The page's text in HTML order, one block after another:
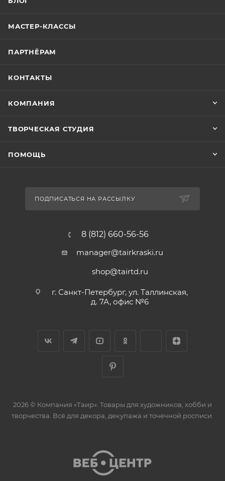
МАСТЕР-КЛАССЫ
ПАРТНЁРАМ
КОНТАКТЫ
КОМПАНИЯ
ТВОРЧЕСКАЯ СТУДИЯ
ПОМОЩЬ
ПОДПИСАТЬСЯ НА РАССЫЛКУ
8 (812) 660-56-56
manager@tairkraski.ru
shop@tairtd.ru
г. Санкт-Петербург, ул. Таллинская,
д. 7А, офис №6
2026 © Компания «Таир». Товары для художников, хобби и
творчества. Всё для декора, декупажа и точечной росписи.